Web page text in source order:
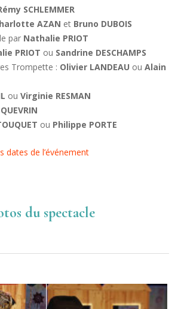
SCHLEMMER
AZAN et Bruno DUBOIS
par Nathalie PRIOT
PRIOT ou Sandrine DESCHAMPS
Trompette : Olivier LANDEAU ou Alain
ou Virginie RESMAN
ou Philippe PORTE
dates de l’événement
du spectacle